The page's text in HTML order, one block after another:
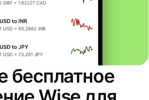
бесплатное